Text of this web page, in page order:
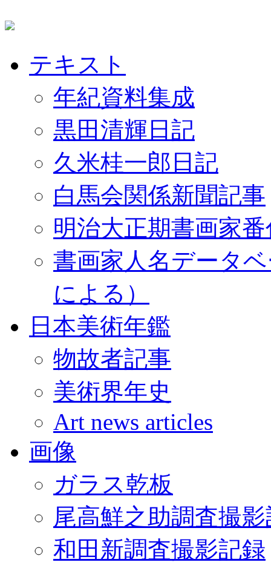
テキスト
年紀資料集成
黒田清輝日記
久米桂一郎日記
白馬会関係新聞記事
明治大正期書画家
書画家人名データ
による）
日本美術年鑑
物故者記事
美術界年史
Art news articles
画像
ガラス乾板
尾高鮮之助調査撮
和田新調査撮影記録